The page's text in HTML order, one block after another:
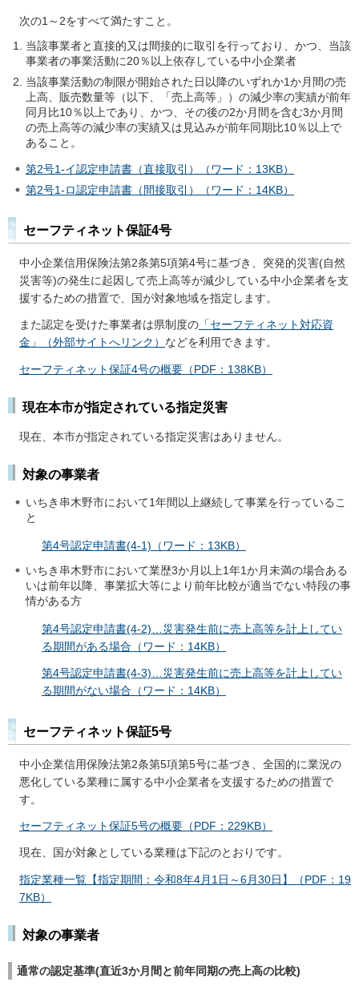
次の1～2をすべて満たすこと。
当該事業者と直接的又は間接的に取引を行っており、かつ、当該
事業者の事業活動に20％以上依存している中小企業者
当該事業活動の制限が開始された日以降のいずれか1か月間の売
上高、販売数量等（以下、「売上高等」）の減少率の実績が前年
同月比10％以上であり、かつ、その後の2か月間を含む3か月間
の売上高等の減少率の実績又は見込みが前年同期比10％以上で
あること。
第2号1-イ認定申請書（直接取引）（ワード：13KB）
第2号1-ロ認定申請書（間接取引）（ワード：14KB）
セーフティネット保証4号
中小企業信用保険法第2条第5項第4号に基づき、突発的災害(自然
災害等)の発生に起因して売上高等が減少している中小企業者を支
援するための措置で、国が対象地域を指定します。
また認定を受けた事業者は県制度の 「セーフティネット対応資
金」（外部サイトへリンク） などを利用できます。
セーフティネット保証4号の概要（PDF：138KB）
現在本市が指定されている指定災害
現在、本市が指定されている指定災害はありません。
対象の事業者
いちき串木野市において1年間以上継続して事業を行っているこ
と
第4号認定申請書(4-1)（ワード：13KB）
いちき串木野市において業歴3か月以上1年1か月未満の場合ある
いは前年以降、事業拡大等により前年比較が適当でない特段の事
情がある方
第4号認定申請書(4-2)…災害発生前に売上高等を計上してい
る期間がある場合（ワード：14KB）
第4号認定申請書(4-3)…災害発生前に売上高等を計上してい
る期間がない場合（ワード：14KB）
セーフティネット保証5号
中小企業信用保険法第2条第5項第5号に基づき、全国的に業況の
悪化している業種に属する中小企業者を支援するための措置で
す。
セーフティネット保証5号の概要（PDF：229KB）
現在、国が対象としている業種は下記のとおりです。
指定業種一覧【指定期間：令和8年4月1日～6月30日】（PDF：19
7KB）
対象の事業者
通常の認定基準(直近3か月間と前年同期の売上高の比較)